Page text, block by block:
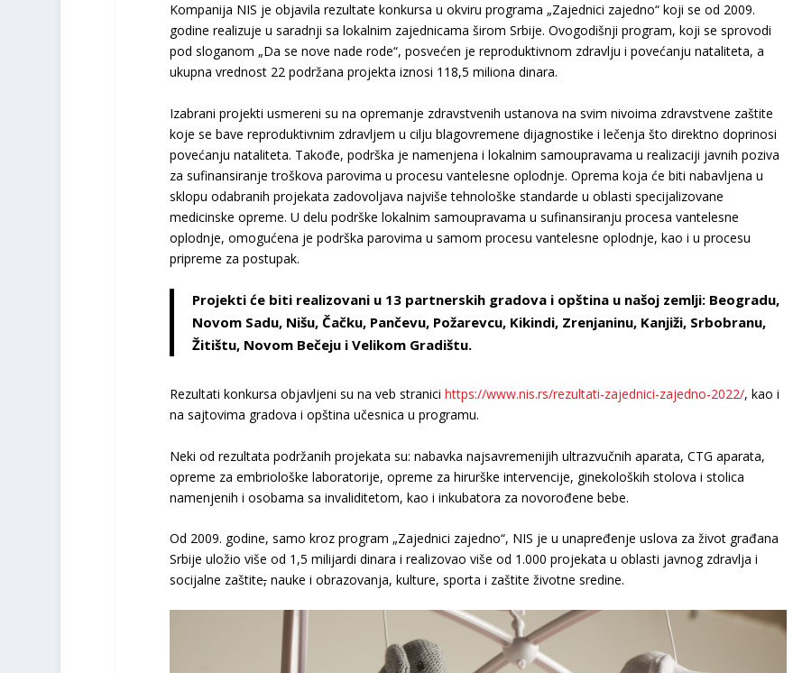
Kompanija NIS je objavila rezultate konkursa u okviru programa „Zajednici zajedno“ koji se od 2009.
godine realizuje u saradnji sa lokalnim zajednicama širom Srbije. Ovogodišnji program, koji se sprovodi
pod sloganom „Da se nove nade rode“, posvećen je reproduktivnom zdravlјu i povećanju nataliteta, a
ukupna vrednost 22 podržana projekta iznosi 118,5 miliona dinara.
Izabrani projekti usmereni su na opremanje zdravstvenih ustanova na svim nivoima zdravstvene zaštite
koje se bave reproduktivnim zdravlјem u cilјu blagovremene dijagnostike i lečenja što direktno doprinosi
povećanju nataliteta. Takođe, podrška je namenjena i lokalnim samoupravama u realizaciji javnih poziva
za sufinansiranje troškova parovima u procesu vantelesne oplodnje. Oprema koja će biti nabavlјena u
sklopu odabranih projekata zadovolјava najviše tehnološke standarde u oblasti specijalizovane
medicinske opreme. U delu podrške lokalnim samoupravama u sufinansiranju procesa vantelesne
oplodnje, omogućena je podrška parovima u samom procesu vantelesne oplodnje, kao i u procesu
pripreme za postupak.
Projekti će biti realizovani u 13 partnerskih gradova i opština u našoj zemlјi: Beogradu,
Novom Sadu, Nišu, Čačku, Pančevu, Požarevcu, Kikindi, Zrenjaninu, Kanjiži, Srbobranu,
Žitištu, Novom Bečeju i Velikom Gradištu.
Rezultati konkursa objavlјeni su na veb stranici https://www.nis.rs/rezultati-zajednici-zajedno-2022/, kao i
na sajtovima gradova i opština učesnica u programu.
Neki od rezultata podržanih projekata su: nabavka najsavremenijih ultrazvučnih aparata, CTG aparata,
opreme za embriološke laboratorije, opreme za hirurške intervencije, ginekoloških stolova i stolica
namenjenih i osobama sa invaliditetom, kao i inkubatora za novorođene bebe.
Od 2009. godine, samo kroz program „Zajednici zajedno“, NIS je u unapređenje uslova za život građana
Srbije uložio više od 1,5 milijardi dinara i realizovao više od 1.000 projekata u oblasti javnog zdravlјa i
socijalne zaštite,nauke i obrazovanja, kulture, sporta i zaštite životne sredine.